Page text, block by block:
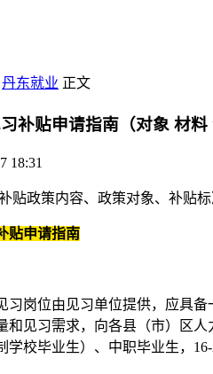
丹东就业 正文
补贴申请指南（对象 材
18:31
贴政策内容、政策对象、补贴
贴申请指南
位由见习单位提供，应具备
和见习需求，向各县（市）区
学校毕业生）、中职毕业生，